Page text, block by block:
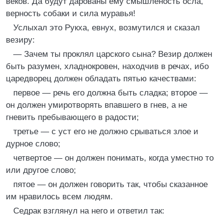
верность собаки и сила муравья!
Услыхал это Рукха, евнух, возмутился и сказал
везиру:
— Зачем ты проклял царского сына? Везир должен
быть разумен, хладнокровен, находчив в речах, ибо
царедворец должен обладать пятью качествами:
первое — речь его должна быть сладка; второе —
он должен умиротворять впавшего в гнев, а не
гневить пребывающего в радости;
третье — с уст его не должно срываться злое и
дурное слово;
четвертое — он должен понимать, когда уместно то
или другое слово;
пятое — он должен говорить так, чтобы сказанное
им нравилось всем людям.
Седрак взглянул на него и ответил так: